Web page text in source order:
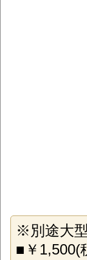
※別途大
■￥1,500(